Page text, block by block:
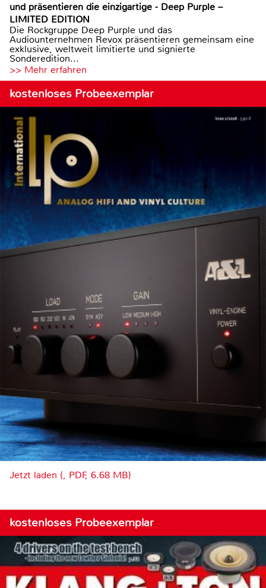
und präsentieren die einzigartige - Deep Purple –
LIMITED EDITION
Die Rockgruppe Deep Purple und das
Audiounternehmen Revox präsentieren gemeinsam eine
exklusive, weltweit limitierte und signierte
Sonderedition...
>> Mehr erfahren
kostenloses Probeexemplar
Jetzt laden (, PDF, 6.68 MB)
kostenloses Probeexemplar